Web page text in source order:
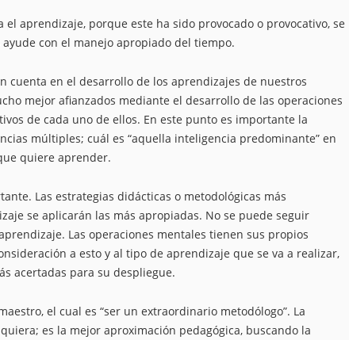
aprendizaje, porque este ha sido provocado o provocativo, se
con el manejo apropiado del tiempo.
cuenta en el desarrollo de los aprendizajes de nuestros
mejor afianzados mediante el desarrollo de las operaciones
de cada uno de ellos. En este punto es importante la
múltiples; cuál es “aquella inteligencia predominante” en
quiere aprender.
Las estrategias didácticas o metodológicas más
se aplicarán las más apropiadas. No se puede seguir
Las operaciones mentales tienen sus propios
a esto y al tipo de aprendizaje que se va a realizar,
acertadas para su despliegue.
el cual es “ser un extraordinario metodólogo”. La
es la mejor aproximación pedagógica, buscando la